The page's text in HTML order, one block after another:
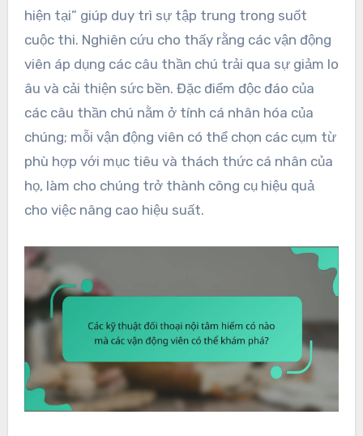
hiện tại” giúp duy trì sự tập trung trong suốt
cuộc thi. Nghiên cứu cho thấy rằng các vận động
viên áp dụng các câu thần chú trải qua sự giảm lo
âu và cải thiện sức bền. Đặc điểm độc đáo của
các câu thần chú nằm ở tính cá nhân hóa của
chúng; mỗi vận động viên có thể chọn các cụm từ
phù hợp với mục tiêu và thách thức cá nhân của
họ, làm cho chúng trở thành công cụ hiệu quả
cho việc nâng cao hiệu suất.